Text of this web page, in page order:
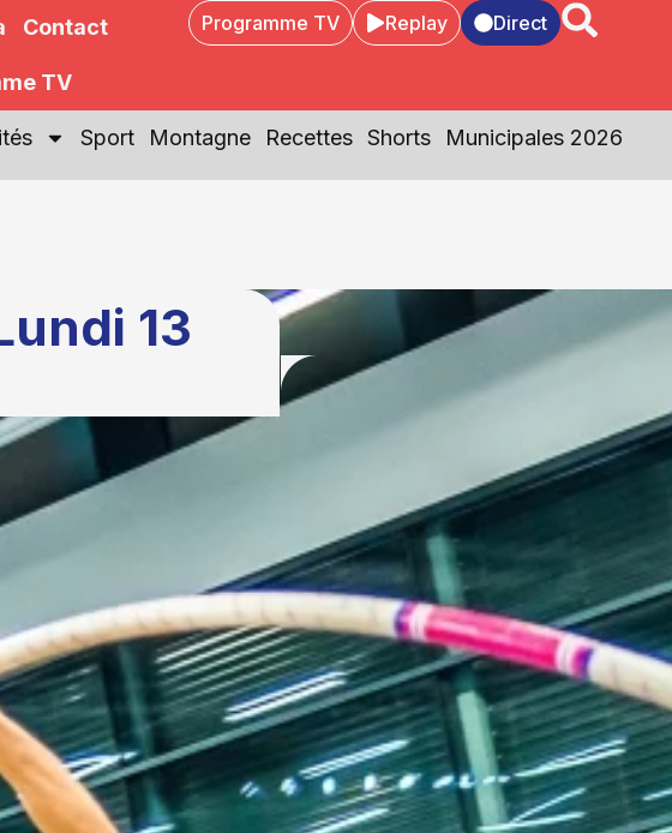
Contact
TV
Programme TV Replay Direct
Sport Montagne Recettes Shorts Municipales 2026
13